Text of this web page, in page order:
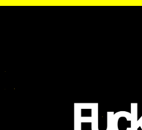
Slide 2 of 8.